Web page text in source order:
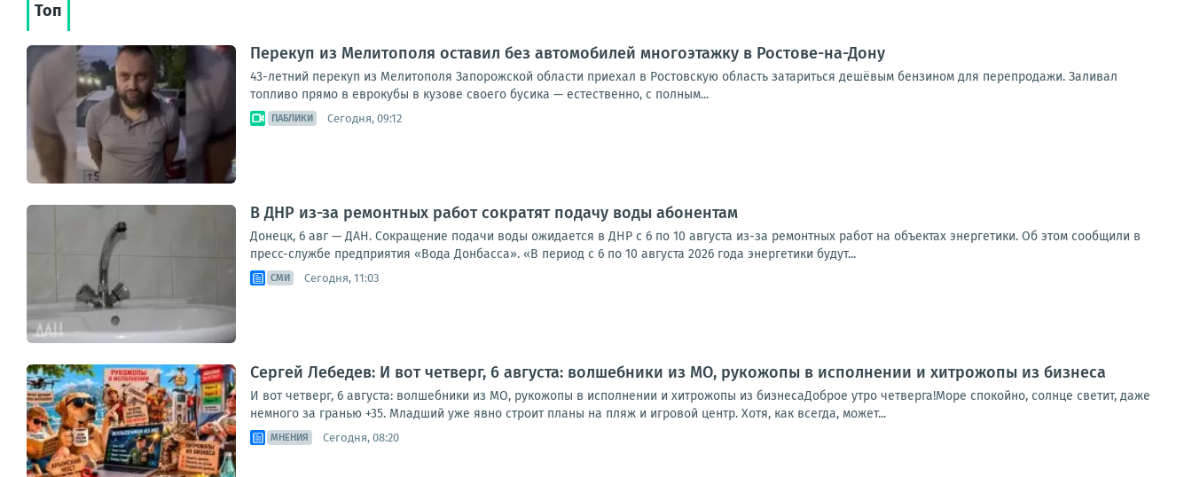
Топ
Перекуп из Мелитополя оставил без автомобилей многоэтажку в Ростове-на-Дону
43-летний перекуп из Мелитополя Запорожской области приехал в Ростовскую область затариться дешёвым бензином для перепродажи. Заливал
топливо прямо в еврокубы в кузове своего бусика — естественно, с полным...
ПАБЛИКИ Сегодня, 09:12
В ДНР из-за ремонтных работ сократят подачу воды абонентам
Донецк, 6 авг — ДАН. Сокращение подачи воды ожидается в ДНР с 6 по 10 августа из-за ремонтных работ на объектах энергетики. Об этом сообщили в
пресс-службе предприятия «Вода Донбасса». «В период с 6 по 10 августа 2026 года энергетики будут...
СМИ Сегодня, 11:03
Сергей Лебедев: И вот четверг, 6 августа: волшебники из МО, рукожопы в исполнении и хитрожопы из бизнеса
И вот четверг, 6 августа: волшебники из МО, рукожопы в исполнении и хитрожопы из бизнесаДоброе утро четверга!Море спокойно, солнце светит, даже
немного за гранью +35. Младший уже явно строит планы на пляж и игровой центр. Хотя, как всегда, может...
МНЕНИЯ Сегодня, 08:20